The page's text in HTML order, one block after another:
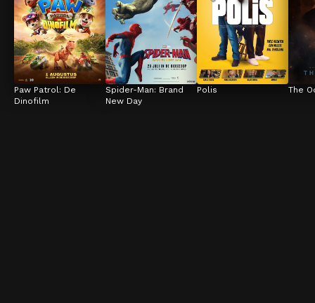
Paw Patrol: De
Dinofilm
Spider-Man: Brand
New Day
Polis The